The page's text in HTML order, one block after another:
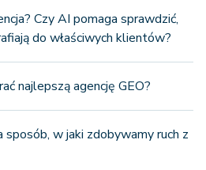
Czy AI pomaga sprawdzić,
do właściwych klientów?
najlepszą agencję GEO?
sposób, w jaki zdobywamy ruch z